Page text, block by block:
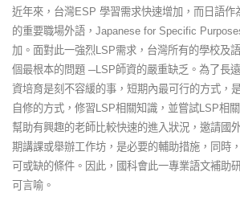
近年來，台灣ESP 學習需求快速增加，而日語作
的重要職場外語，Japanese for Specific
加。面對此一強烈LSP需求，台灣所有的學校及
個最根本的問題 ─LSP師資的嚴重缺乏。為了長
資培育是刻不容緩的事，短期內最可行的方式，
自修的方式，修習LSP相關知識，並嘗試LSP相
幫助有興趣的老師比較快速的進入狀況，邀請國
期講課或舉辦工作坊，是必要的輔助措施，同時
可或缺的條件。因此，國科會此一專業語文補助
可言喻。